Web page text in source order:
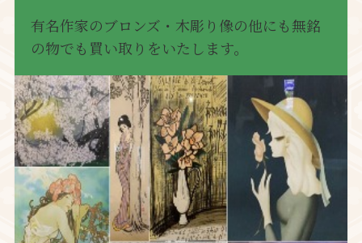
有名作家のブロンズ・木彫り像の他にも無銘
の物でも買い取りをいたします。